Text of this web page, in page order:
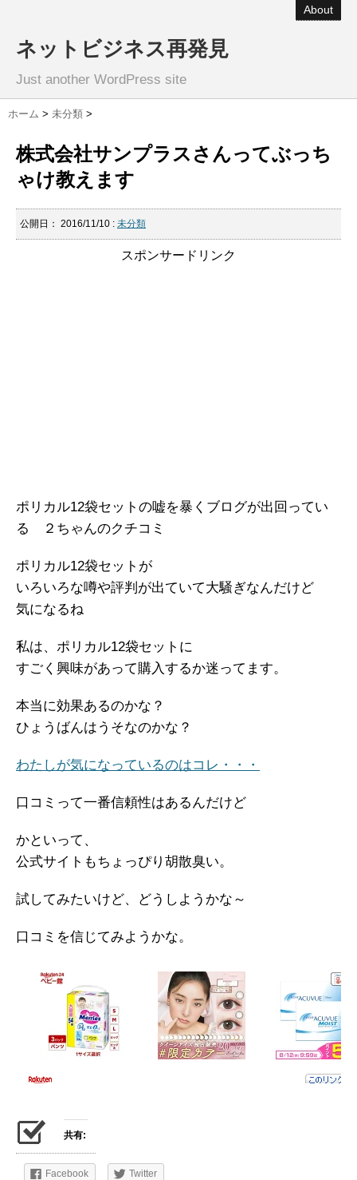
About
ネットビジネス再発見
Just another WordPress site
ホーム > 未分類 >
株式会社サンプラスさんってぶっち
ゃけ教えます
公開日： 2016/11/10 : 未分類
スポンサードリンク
ポリカル12袋セットの嘘を暴くブログが出回ってい
る ２ちゃんのクチコミ
ポリカル12袋セットが
いろいろな噂や評判が出ていて大騒ぎなんだけど
気になるね
私は、ポリカル12袋セットに
すごく興味があって購入するか迷ってます。
本当に効果あるのかな？
ひょうばんはうそなのかな？
わたしが気になっているのはコレ・・・
口コミって一番信頼性はあるんだけど
かといって、
公式サイトもちょっぴり胡散臭い。
試してみたいけど、どうしようかな～
口コミを信じてみようかな。
共有:
Facebook Twitter